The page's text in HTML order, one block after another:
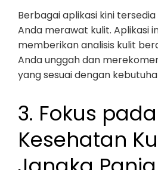
Berbagai aplikasi kini
Anda merawat kulit. Aplikasi
memberikan analisis kulit
Anda unggah dan
yang sesuai dengan
3. Fokus pada
Kesehatan